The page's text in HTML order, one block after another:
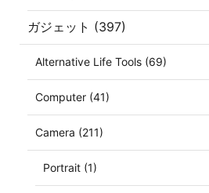
ガジェット (397)
Alternative Life Tools (69)
Computer (41)
Camera (211)
Portrait (1)